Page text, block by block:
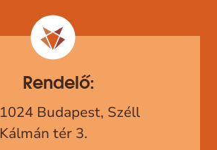
Rendelő:
1024 Budapest, Széll
Kálmán tér 3.